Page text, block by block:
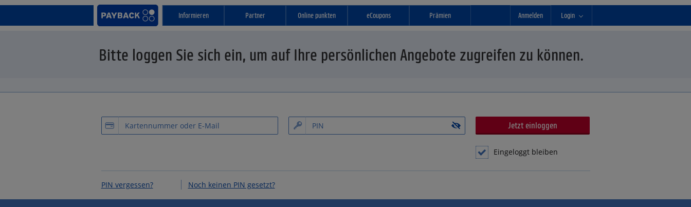
Informieren Partner Online punkten eCoupons Prämien Anmelden Login
Bitte loggen Sie sich ein, um auf Ihre persönlichen Angebote zugreifen zu können.
Eingeloggt bleiben
PIN vergessen? Noch keinen PIN gesetzt?